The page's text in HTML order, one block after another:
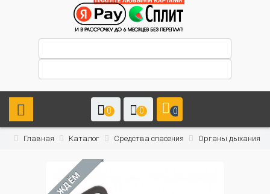
0 0 0
Главная Каталог Средства спасения Органы дыхания
ЖДЁМ